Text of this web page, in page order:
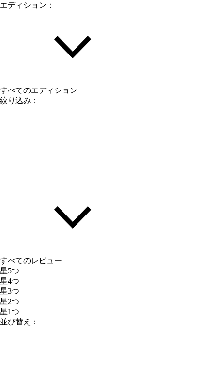
エディション：
すべてのエディション
絞り込み：
すべてのレビュー
星5つ
星4つ
星3つ
星2つ
星1つ
並び替え：